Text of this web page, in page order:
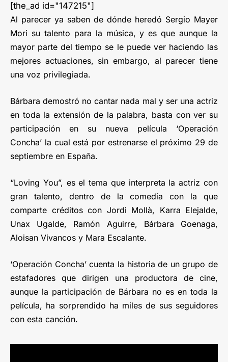
[the_ad id="147215"]
Al parecer ya saben de dónde heredó Sergio Mayer
Mori su talento para la música, y es que aunque la
mayor parte del tiempo se le puede ver haciendo las
mejores actuaciones, sin embargo, al parecer tiene
una voz privilegiada.
Bárbara demostró no cantar nada mal y ser una actriz
en toda la extensión de la palabra, basta con ver su
participación en su nueva película ‘Operación
Concha’ la cual está por estrenarse el próximo 29 de
septiembre en España.
“Loving You”, es el tema que interpreta la actriz con
gran talento, dentro de la comedia con la que
comparte créditos con Jordi Mollà, Karra Elejalde,
Unax Ugalde, Ramón Aguirre, Bárbara Goenaga,
Aloisan Vivancos y Mara Escalante.
‘Operación Concha’ cuenta la historia de un grupo de
estafadores que dirigen una productora de cine,
aunque la participación de Bárbara no es en toda la
película, ha sorprendido ha miles de sus seguidores
con esta canción.